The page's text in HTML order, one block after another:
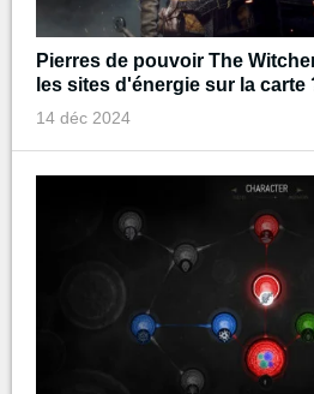
Pierres de pouvoir The
les sites d'énergie sur la carte
14 déc 2024